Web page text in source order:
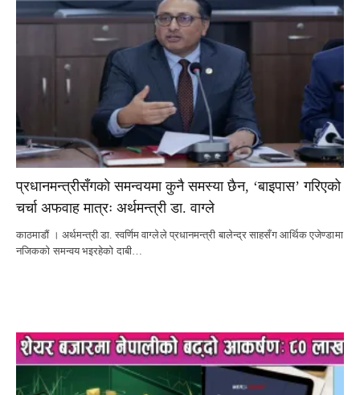
प्रधानमन्त्रीसँगको समन्वयमा कुनै समस्या छैन, ‘बाइपास’ गरिएको
चर्चा अफवाह मात्रः अर्थमन्त्री डा. वाग्ले
काठमाडौं । अर्थमन्त्री डा. स्वर्णिम वाग्लेले प्रधानमन्त्री बालेन्द्र साहसँग आर्थिक एजेण्डामा
नजिकको समन्वय भइरहेको दाबी…